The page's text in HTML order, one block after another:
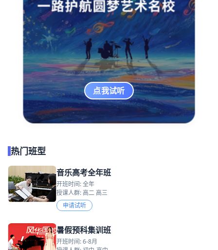
点我试听
热门班型
音乐高考全年班
开班时间: 全年
授课人群: 高二 高三
申请试听
暑假预科集训班
开班时间: 6-8月